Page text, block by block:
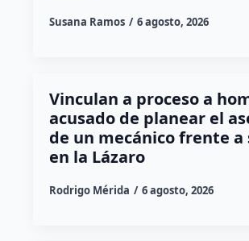
Susana Ramos 6 agosto, 2026
Vinculan a proceso a
acusado de planear el
de un mecánico frente a
en la Lázaro
Rodrigo Mérida 6 agosto, 2026